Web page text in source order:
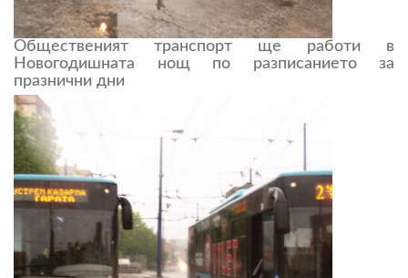
Общественият транспорт ще работи в
Новогодишната нощ по разписанието за
празнични дни